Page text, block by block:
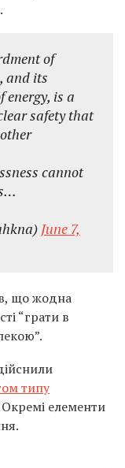
of
and its
energy, is a
safety that
cannot
June 7,
що жодна
“грати в
типу
Окремі елементи